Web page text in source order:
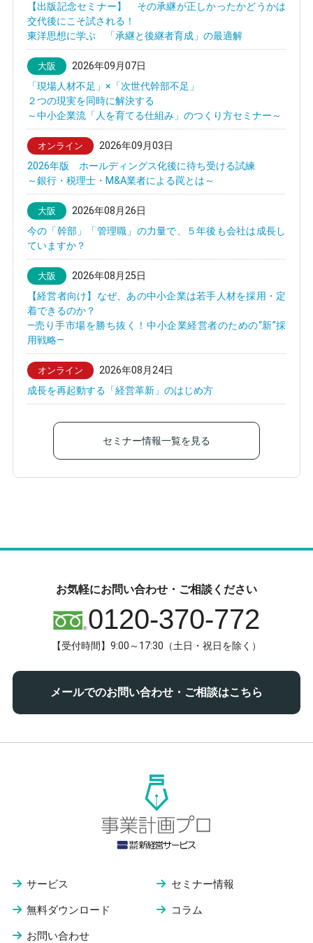
【出版記念セミナー】 その承継が正しかったかどうかは
交代後にこそ試される！
東洋思想に学ぶ 「承継と後継者育成」の最適解
大阪
2026年09月07日
「現場人材不足」×「次世代幹部不足」
２つの現実を同時に解決する
～中小企業流「人を育てる仕組み」のつくり方セミナー～
オンライン
2026年09月03日
2026年版 ホールディングス化後に待ち受ける試練
～銀行・税理士・M&A業者による罠とは～
大阪
2026年08月26日
今の「幹部」「管理職」の力量で、５年後も会社は成長し
ていますか？
大阪
2026年08月25日
【経営者向け】なぜ、あの中小企業は若手人材を採用・定
着できるのか？
—売り手市場を勝ち抜く！中小企業経営者のための“新”採
用戦略—
オンライン
2026年08月24日
成長を再起動する「経営革新」のはじめ方
セミナー情報一覧を見る
お気軽にお問い合わせ・ご相談ください
0120-370-772
【受付時間】9:00～17:30（土日・祝日を除く）
メールでのお問い合わせ・ご相談はこちら
サービス セミナー情報
無料ダウンロード コラム
お問い合わせ